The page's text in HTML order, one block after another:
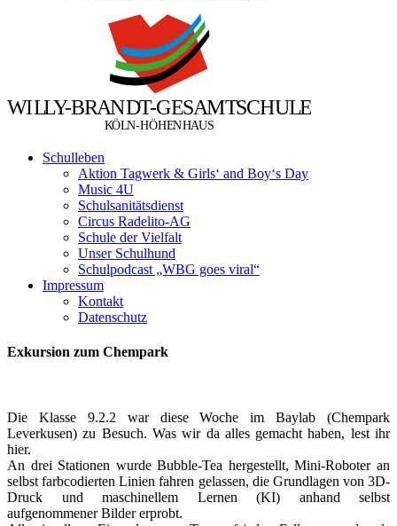
WILLY-BRANDT-GESAMTSCHULE
KÖLN-HÖHENHAUS
Schulleben
Aktion Tagwerk & Girls‘ and Boy‘s Day
Music 4U
Schulsanitätsdienst
Circus Radelito-AG
Schule der Vielfalt
Unser Schulhund
Schulpodcast „WBG goes viral“
Impressum
Kontakt
Datenschutz
Exkursion zum Chempark
Die Klasse 9.2.2 war diese Woche im Baylab (Chempark
Leverkusen) zu Besuch. Was wir da alles gemacht haben, lest ihr
hier.
An drei Stationen wurde Bubble-Tea hergestellt, Mini-Roboter an
selbst farbcodierten Linien fahren gelassen, die Grundlagen von 3D-
Druck und maschinellem Lernen (KI) anhand selbst
aufgenommener Bilder erprobt.